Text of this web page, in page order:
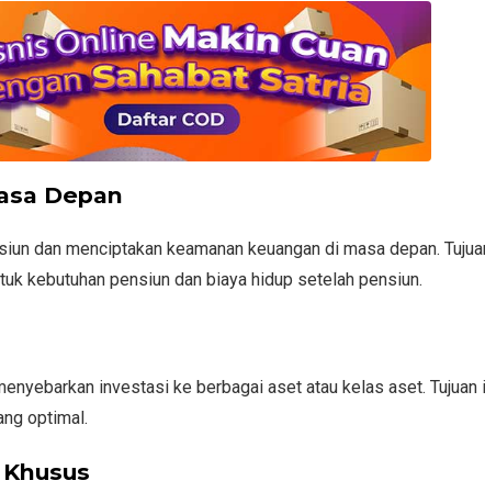
Depan
dan menciptakan keamanan keuangan di masa depan.
kebutuhan pensiun dan biaya hidup setelah pensiun.
investasi ke berbagai aset atau kelas aset.
optimal.